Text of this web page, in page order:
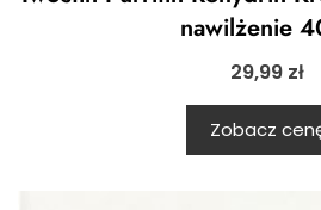
nawilżenie
29,99 zł
Zobacz